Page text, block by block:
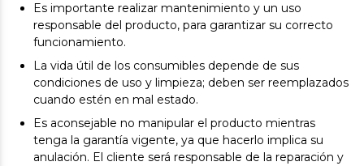
Es importante realizar mantenimiento y un uso
responsable del producto, para garantizar su correcto
funcionamiento.
La vida útil de los consumibles depende de sus
condiciones de uso y limpieza; deben ser reemplazados
cuando estén en mal estado.
Es aconsejable no manipular el producto mientras
tenga la garantía vigente, ya que hacerlo implica su
anulación. El cliente será responsable de la reparación y